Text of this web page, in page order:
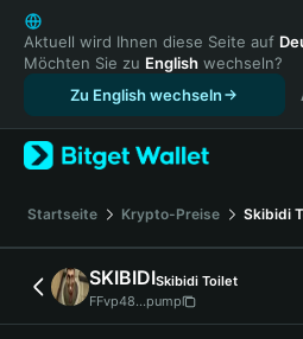
English
日本語
Tiếng Việt
Русский
Español (Latinoamérica)
Türkçe
Français
Deutsch
简体中文
繁體中文
Português (Portugal)
Aktuell wird Ihnen diese Seite auf
Möchten Sie zu English wechseln?
Zu English wechseln
Startseite Krypto-Preise Skibidi
SKIBIDISkibidi Toilet
FFvp48...pump